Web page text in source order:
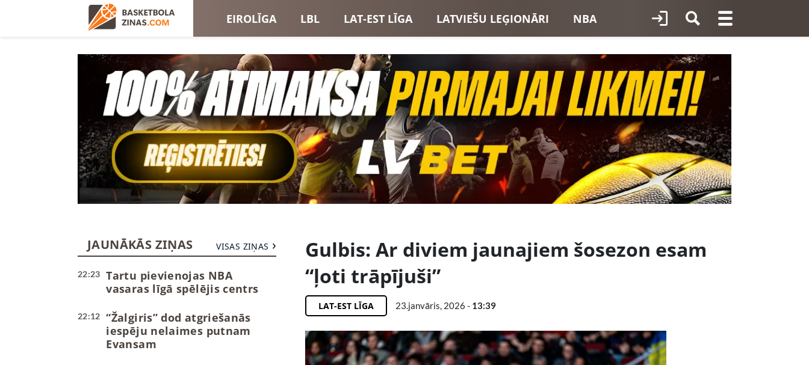
EIROLĪGA LBL LAT-EST LĪGA LATVIEŠU LEĢIONĀRI NBA
EIROKAUSI LATVIJAS IZLASE
JAUNĀKĀS ZIŅAS VISAS ZIŅAS
22:23
Tartu pievienojas NBA
vasaras līgā spēlējis centrs
22:12
“Žalgiris” dod atgriešanās
iespēju nelaimes putnam
Evansam
Gulbis: Ar diviem jaunajiem šosezon esam
“ļoti trāpījuši”
LAT-EST LĪGA 23.janvāris, 2026 - 13:39